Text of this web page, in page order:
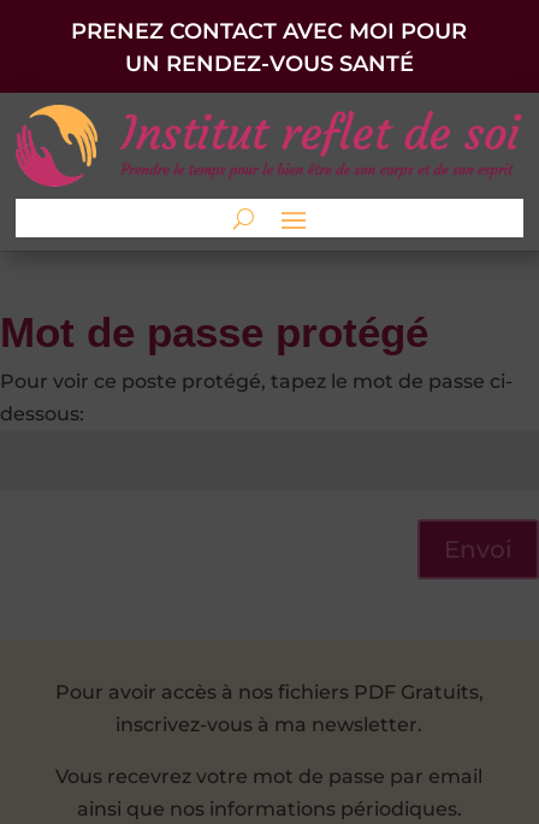
PRENEZ CONTACT AVEC MOI POUR
UN RENDEZ-VOUS SANTÉ
Mot de passe protégé
Pour voir ce poste protégé, tapez le mot de passe ci-
dessous:
Envoi
Pour avoir accès à nos fichiers PDF Gratuits,
inscrivez-vous à ma newsletter.
Vous recevrez votre mot de passe par email
ainsi que nos informations périodiques.